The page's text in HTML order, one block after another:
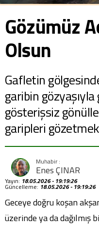
Gözümüz
Olsun
Gafletin
garibin
gösterişsiz
garipleri
Enes ÇINAR
Yayın: 18.05.2026 - 19:19:26
Güncelleme: 18.05.2026 - 19:19:26
Geceye doğru koşan
üzerinde ya da